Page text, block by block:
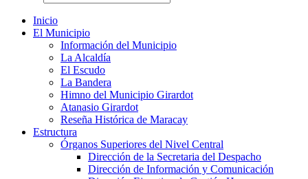
Inicio
El Municipio
Información del Municipio
La Alcaldía
El Escudo
La Bandera
Himno del Municipio Girardot
Atanasio Girardot
Reseña Histórica de Maracay
Estructura
Órganos Superiores del Nivel Central
Dirección de la Secretaria del Despacho
Dirección de Información y Comunicación